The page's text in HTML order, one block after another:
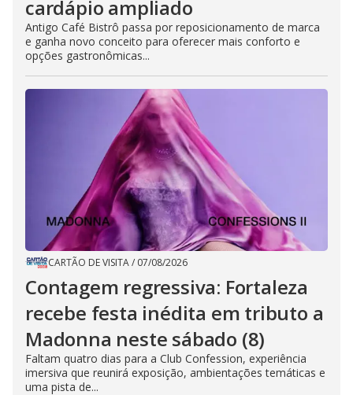
cardápio ampliado
Antigo Café Bistrô passa por reposicionamento de marca
e ganha novo conceito para oferecer mais conforto e
opções gastronômicas...
CARTÃO DE VISITA/ 07/08/2026
Contagem regressiva: Fortaleza
recebe festa inédita em tributo a
Madonna neste sábado (8)
Faltam quatro dias para a Club Confession, experiência
imersiva que reunirá exposição, ambientações temáticas e
uma pista de...